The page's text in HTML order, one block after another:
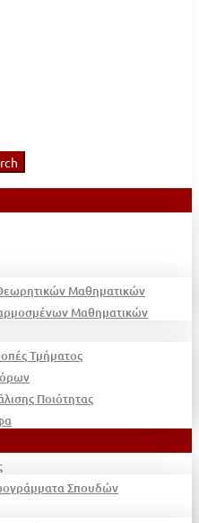
Μαθηματικών
Μαθηματικών
Τμήματος
Ποιότητας
Σπουδών